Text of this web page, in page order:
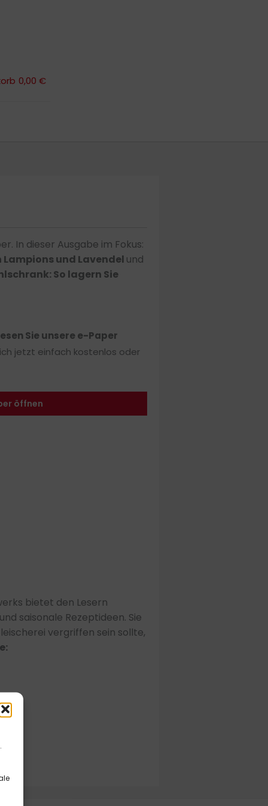
0,00 €
0,00 €
In dieser Ausgabe im Fokus:
und Lavendel und
So lagern Sie
Sie unsere e-Paper
jetzt einfach kostenlos oder
öffnen
bietet den Lesern
saisonale Rezeptideen. Sie
vergriffen sein sollte,